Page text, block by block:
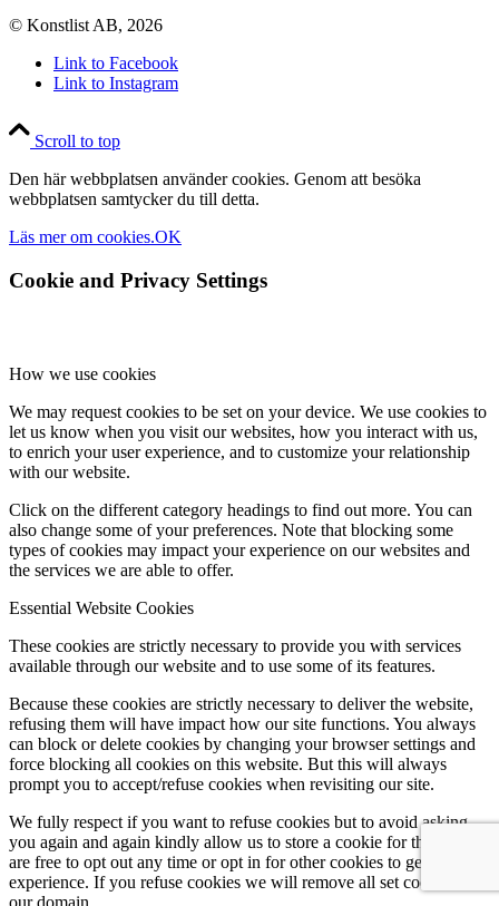
© Konstlist AB, 2026
Link to Facebook
Link to Instagram
Scroll to top
Den här webbplatsen använder cookies. Genom att besöka
webbplatsen samtycker du till detta.
Läs mer om cookies.OK
Cookie and Privacy Settings
How we use cookies
We may request cookies to be set on your device. We use cookies to
let us know when you visit our websites, how you interact with us,
to enrich your user experience, and to customize your relationship
with our website.
Click on the different category headings to find out more. You can
also change some of your preferences. Note that blocking some
types of cookies may impact your experience on our websites and
the services we are able to offer.
Essential Website Cookies
These cookies are strictly necessary to provide you with services
available through our website and to use some of its features.
Because these cookies are strictly necessary to deliver the website,
refusing them will have impact how our site functions. You always
can block or delete cookies by changing your browser settings and
force blocking all cookies on this website. But this will always
prompt you to accept/refuse cookies when revisiting our site.
We fully respect if you want to refuse cookies but to avoid asking
you again and again kindly allow us to store a cookie for that. You
are free to opt out any time or opt in for other cookies to get a better
experience. If you refuse cookies we will remove all set cookies in